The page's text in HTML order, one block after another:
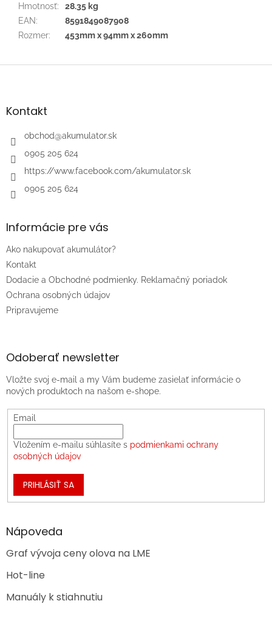
Hmotnosť:
28.35 kg
EAN:
8591849087908
Rozmer: 453mm x 94mm x 260mm
Z
äKontakt
obchod@akumulator.sk
0905 205 624
https://www.facebook.com/akumulator.sk
0905 205 624
Informácie pre vás
Ako nakupovať akumulátor?
Kontakt
Dodacie a Obchodné podmienky. Reklamačný poriadok
Ochrana osobných údajov
Pripravujeme
Odoberať newsletter
Vložte svoj e-mail a my Vám budeme zasielať informácie o
nových produktoch na našom e-shope.
Email
Vložením e-mailu súhlasíte s podmienkami ochrany
osobných údajov
PRIHLÁSIŤ SA
Nápoveda
Graf vývoja ceny olova na LME
Hot-line
Manuály k stiahnutiu